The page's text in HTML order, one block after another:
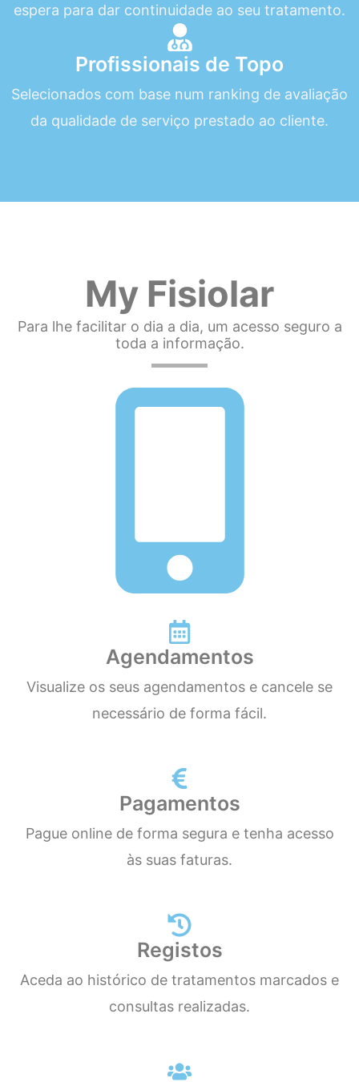
espera para dar continuidade ao seu tratamento.
Profissionais de Topo
Selecionados com base num ranking de avaliação
da qualidade de serviço prestado ao cliente.
My Fisiolar
Para lhe facilitar o dia a dia, um acesso seguro a
toda a informação.
Agendamentos
Visualize os seus agendamentos e cancele se
necessário de forma fácil.
Pagamentos
Pague online de forma segura e tenha acesso
às suas faturas.
Registos
Aceda ao histórico de tratamentos marcados e
consultas realizadas.